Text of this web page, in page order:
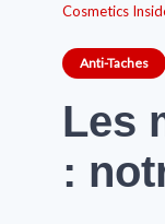
Cosmetics
Anti-Taches
Les
: